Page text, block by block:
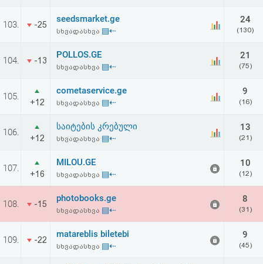
ავტორიზაცია
რეგისტრაცია
აღდგენა
HTML
კოდი
შეთანხმება
103. -25
seedsmarket.ge
სხვადასხვა ▤⇠
24
(130)
104. -13
POLLOS.GE
სხვადასხვა ▤⇠
21
(75)
105.
+12
cometaservice.ge
სხვადასხვა ▤⇠
9
(16)
106.
+12
საიტების კრებული
სხვადასხვა ▤⇠
13
(21)
107.
+16
MILOU.GE
სხვადასხვა ▤⇠
10
(12)
108. -15
photobooks.ge
სხვადასხვა ▤⇠
8
(31)
109. -22
matareblis biletebi
სხვადასხვა ▤⇠
9
(45)